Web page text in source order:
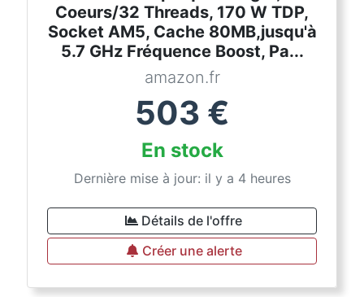
Coeurs/32 Threads, 170 W TDP,
Socket AM5, Cache 80MB,jusqu'à
5.7 GHz Fréquence Boost, Pa...
amazon.fr
503 €
En stock
Dernière mise à jour: il y a 4 heures
Détails de l'offre
Créer une alerte